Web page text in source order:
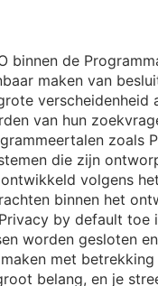
binnen de
maken van
van hun
zoals
die zijn
volgens
binnen het
by default
worden gesloten
met
belang, en je